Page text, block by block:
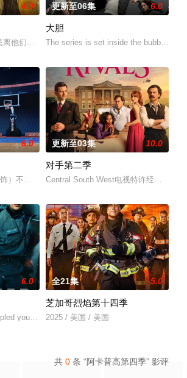
也随之发生变化。Mary和Sam欣然接受财富与机
对方也在盗窃他们所供职的那家市中心赌场的保险
4.0
他们寻求的答案越来越近，但他们的追寻也变得
更新至06集 6.0
大胆
The series is set inside the bubble of
的街道上巡逻，一边调查犯罪活动，同时还要应付
遭遇了残酷的新现实，以及一家不择手段、只为
6.0
）不再是洛杉矶浪潮队主教练的意外人选，而是
更新至03集 10.0
对手第二季
Central South West电视特许经营权之
家家族经营型辣椒酱公司举办的场外活动。
莫斯
6.0
young prison officer escorting a dangerous, hi
全21集 5.0
芝加哥烈焰第十四季
2025 / 美国 / 美国
共 0 条 “阿卡普高第四季” 影评